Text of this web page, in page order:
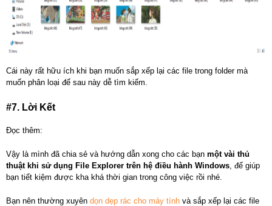
Cái này rất hữu ích khi bạn muốn sắp xếp lại các file trong folder mà
muốn phân loại để sau này dễ tìm kiếm.
#7. Lời Kết
Đọc thêm:
Vậy là mình đã chia sẻ và hướng dẫn xong cho các bạn một vài thủ
thuật khi sử dụng File Explorer trên hệ điều hành Windows , để giúp
bạn tiết kiệm được kha khá thời gian trong công việc rồi nhé.
Bạn nên thường xuyên dọn dẹp rác cho máy tính và sắp xếp lại các file